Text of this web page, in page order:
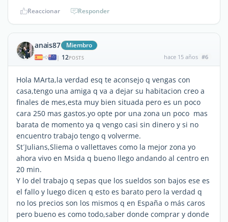
Reaccionar Responder
anais87 Miembro
| 12POSTS hace 15 años #6
Hola MArta,la verdad esq te aconsejo q vengas con
casa,tengo una amiga q va a dejar su habitacion creo a
finales de mes,esta muy bien situada pero es un poco
cara 250 mas gastos.yo opte por una zona un poco mas
barata de momento ya q vengo casi sin dinero y si no
encuentro trabajo tengo q volverme.
St´Julians,Sliema o vallettaves como la mejor zona yo
ahora vivo en Msida q bueno llego andando al centro en
20 min.
Y lo del trabajo q sepas que los sueldos son bajos ese es
el fallo y luego dicen q esto es barato pero la verdad q
no los precios son los mismos q en España o más caros
pero bueno es como todo,saber donde comprar y donde